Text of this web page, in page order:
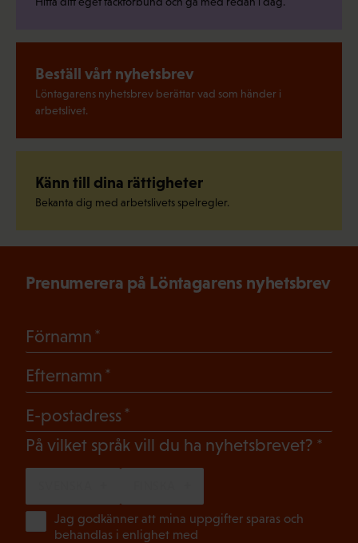
Beställ vårt nyhetsbrev
Löntagarens nyhetsbrev berättar vad som händer i
arbetslivet.
Känn till dina rättigheter
Bekanta dig med arbetslivets spelregler.
Prenumerera på Löntagarens nyhetsbrev
Förnamn
Efternamn
E-postadress
På vilket språk vill du ha nyhetsbrevet?
Jag godkänner att mina uppgifter sparas och
behandlas i enlighet med